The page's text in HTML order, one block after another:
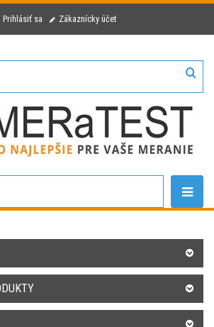
Prihlásiť sa Zákaznícky účet